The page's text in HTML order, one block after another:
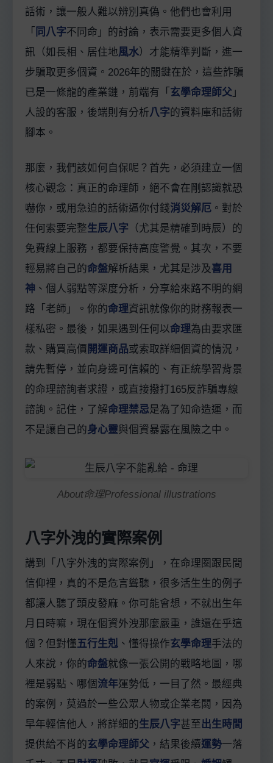
話術，讓一般人難以辨別真偽。他們也會利用
「 同八字不同命」的討論，表示需要更多個人資
訊（如長相、居住地風水）才能精準判斷，進一
步騙取更多個資。2026年的關鍵在於，這些詐騙
已是一條龍的產業鏈，前端有「 玄學命理師父 」
人設的客服，後端則有分析八字的資料庫和話術
腳本。
那麼，我們該如何自保呢？首先，必須建立一個
核心觀念：真正的命理師，絕不會在剛認識就恐
嚇你，或用急迫的話術逼你付錢消災解厄 。對於
任何索要完整生辰八字 （尤其是精確到時辰）的
免費線上服務，都要保持高度警覺。其次，不要
輕易將自己的命盤解析結果，尤其是涉及喜用
神 、個人弱點等深度分析，分享給來路不明的網
路「老師」。你的命理資訊就像你的財務報表一
樣私密。最後，如果遇到任何以命理為由要求匯
款、購買高價 開運商品或索取詳細個資的情況，
請先暫停，並向身邊可信賴的、有正統學習背景
的命理諮詢者求證，或直接撥打165反詐騙專線
諮詢。記住，了解命理禁忌是為了知命造運，而
不是讓自己的身心靈與個資暴露在風險之中。
About命理Professional illustrations
八字外洩的實際案例
講到「八字外洩的實際案例」，在命理圈跟民間
信仰裡，真的不是危言聳聽，很多活生生的例子
都讓人聽了頭皮發麻。你可能會想，不就出生年
月日時嘛，現在個資外洩那麼嚴重，誰還在乎這
個？但對懂五行生剋 、懂得操作玄學命理手法的
人來說，你的命盤就像一張公開的戰略地圖，哪
裡是弱點、哪個 流年運勢低，一目了然。最經典
的案例，莫過於一些公眾人物或企業老闆，因為
早年輕信他人，將詳細的生辰八字甚至 出生時間
提供給不肖的玄學命理師父 ，結果後續運勢一落